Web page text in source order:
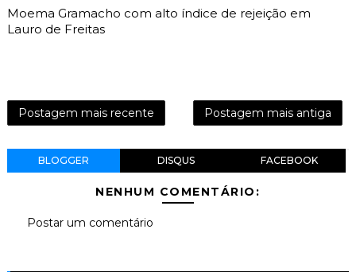
Moema Gramacho com alto índice de rejeição em
Lauro de Freitas
Postagem mais recente Postagem mais antiga
BLOGGER DISQUS FACEBOOK
NENHUM COMENTÁRIO:
Postar um comentário